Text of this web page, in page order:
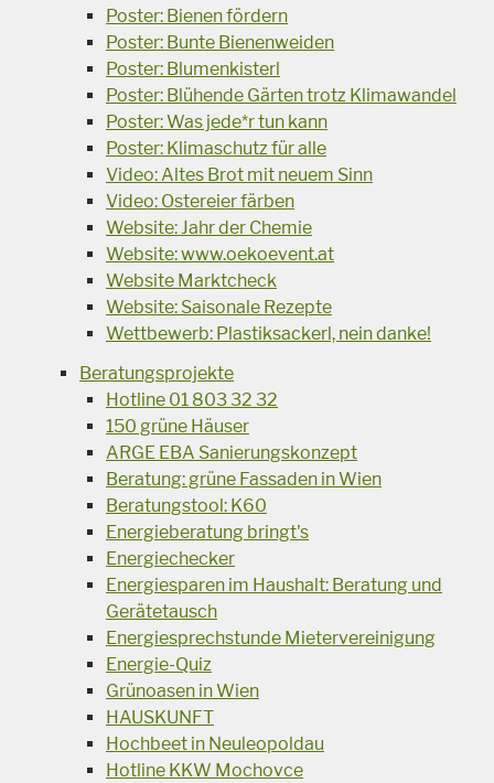
Poster: Bienen fördern
Poster: Bunte Bienenweiden
Poster: Blumenkisterl
Poster: Blühende Gärten trotz Klimawandel
Poster: Was jede*r tun kann
Poster: Klimaschutz für alle
Video: Altes Brot mit neuem Sinn
Video: Ostereier färben
Website: Jahr der Chemie
Website: www.oekoevent.at
Website Marktcheck
Website: Saisonale Rezepte
Wettbewerb: Plastiksackerl, nein danke!
Beratungsprojekte
Hotline 01 803 32 32
150 grüne Häuser
ARGE EBA Sanierungskonzept
Beratung: grüne Fassaden in Wien
Beratungstool: K60
Energieberatung bringt's
Energiechecker
Energiesparen im Haushalt: Beratung und
Gerätetausch
Energiesprechstunde Mietervereinigung
Energie-Quiz
Grünoasen in Wien
HAUSKUNFT
Hochbeet in Neuleopoldau
Hotline KKW Mochovce